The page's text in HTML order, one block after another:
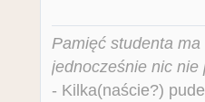
Pamięć studenta
jednocześnie nic nie
- Kilka(naście?)